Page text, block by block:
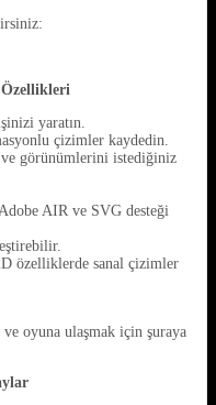
Özellikleri
yaratın.
çizimler kaydedin.
görünümlerini istediğiniz
AIR ve SVG desteği
özelliklerde sanal çizimler
oyuna ulaşmak için şuraya